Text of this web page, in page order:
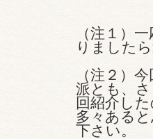
（注１）
りました
（注２）
派とも、
回紹介し
多々ある
下さい。